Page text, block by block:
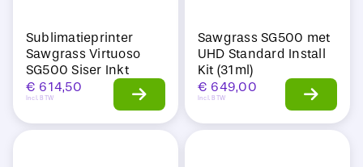
Sublimatieprinter
Sawgrass Virtuoso
SG500 Siser Inkt
€ 614,50
Incl. BTW
Sawgrass SG500 met
UHD Standard Install
Kit (31ml)
€ 649,00
Incl. BTW